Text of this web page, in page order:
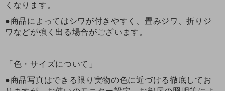
くなります。
●商品によってはシワが付きやすく、畳みジワ、折りジ
ワなどが強く出る場合がございます。
「色・サイズについて」
●商品写真はできる限り実物の色に近づける徹底してお